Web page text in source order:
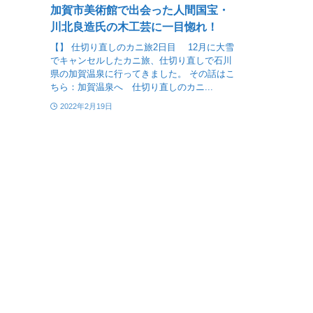
加賀市美術館で出会った人間国宝・
川北良造氏の木工芸に一目惚れ！
【】 仕切り直しのカニ旅2日目 12月に大雪
でキャンセルしたカニ旅、仕切り直しで石川
県の加賀温泉に行ってきました。 その話はこ
ちら：加賀温泉へ 仕切り直しのカニ...
2022年2月19日